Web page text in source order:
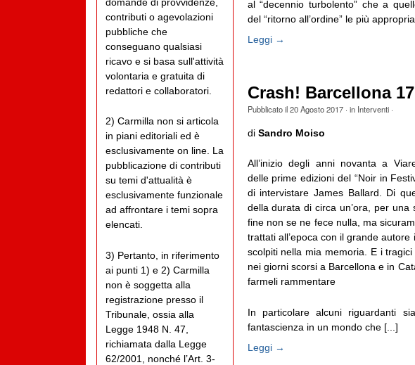
al “decennio turbolento” che a
del “ritorno all’ordine” le più
Leggi →
Crash! Barcellona
Pubblicato il20 Agosto 2017· in Interventi·
di Sandro Moiso
All’inizio degli anni novanta a
delle prime edizioni del “Noir in
di intervistare James Ballard. Di
della durata di circa un’ora, per una
fine non se ne fece nulla, ma
trattati all’epoca con il grande
scolpiti nella mia memoria. E i
nei giorni scorsi a Barcellona e in
farmeli rammentare
In particolare alcuni riguardanti
fantascienza in un mondo che [...]
Leggi →
contributi o agevolazioni
pubbliche che
conseguano qualsiasi
ricavo e si basa sull'attività
volontaria e gratuita di
redattori e collaboratori.
2) Carmilla non si articola
in piani editoriali ed è
esclusivamente on line. La
pubblicazione di contributi
su temi d'attualità è
esclusivamente funzionale
ad affrontare i temi sopra
elencati.
3) Pertanto, in riferimento
ai punti 1) e 2) Carmilla
non è soggetta alla
registrazione presso il
Tribunale, ossia alla
Legge 1948 N. 47,
richiamata dalla Legge
62/2001, nonché l’Art. 3-